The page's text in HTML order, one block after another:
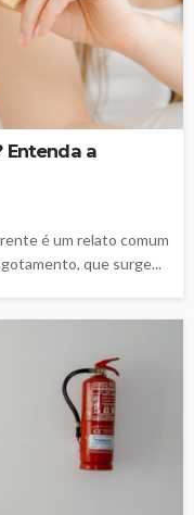
Entenda a
é um relato comum
que surge...